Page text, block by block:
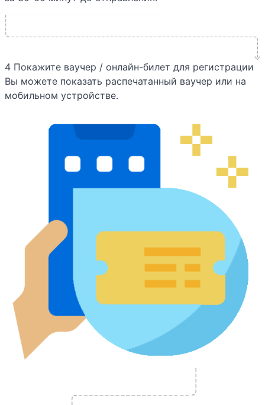
4 Покажите ваучер / онлайн-билет для регистрации
Вы можете показать распечатанный ваучер или на
мобильном устройстве.